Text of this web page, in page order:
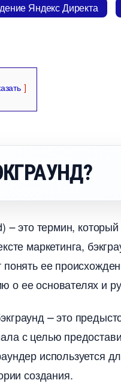
Яндекс Директа
౼ это термин,
маркетинга,
понять ее
о ее основателях и
⎼ это
с целью
используется
создания.​